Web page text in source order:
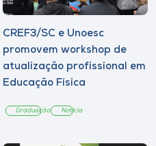
CREF3/SC e Unoesc
promovem workshop de
atualização profissional em
Educação Física
Graduação Notícia